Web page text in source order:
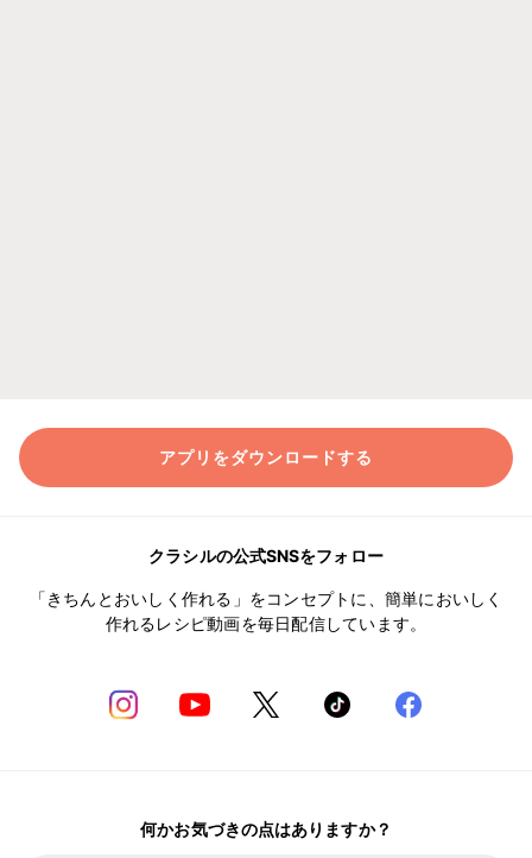
アプリをダウンロードする
クラシルの公式SNSをフォロー
「きちんとおいしく作れる」をコンセプトに、簡単においしく
作れるレシピ動画を毎日配信しています。
何かお気づきの点はありますか？